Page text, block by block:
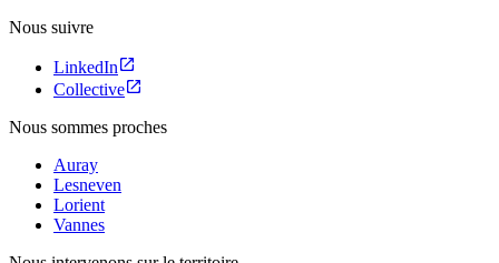
Nous suivre
LinkedIn
Collective
Nous sommes proches
Auray
Lesneven
Lorient
Vannes